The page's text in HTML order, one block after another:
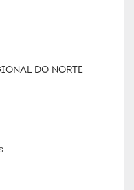
DO NORTE